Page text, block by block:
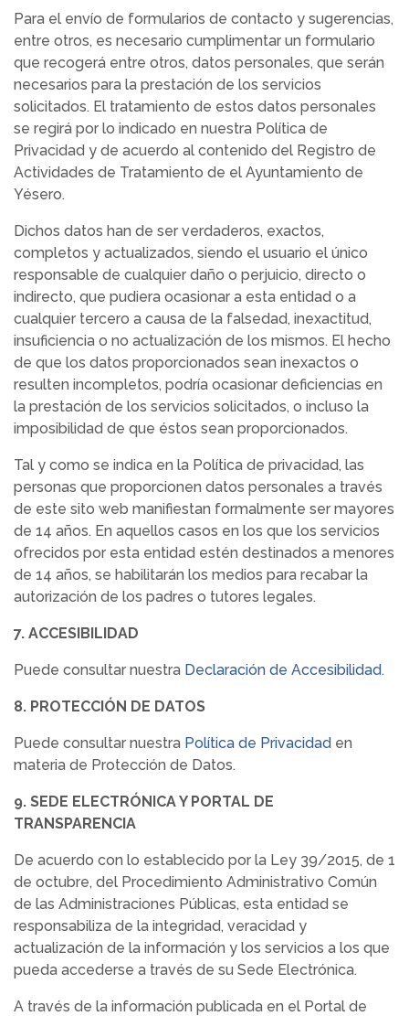
Para el envío de formularios de contacto y sugerencias,
entre otros, es necesario cumplimentar un formulario
que recogerá entre otros, datos personales, que serán
necesarios para la prestación de los servicios
solicitados. El tratamiento de estos datos personales
se regirá por lo indicado en nuestra Política de
Privacidad y de acuerdo al contenido del Registro de
Actividades de Tratamiento de el Ayuntamiento de
Yésero.
Dichos datos han de ser verdaderos, exactos,
completos y actualizados, siendo el usuario el único
responsable de cualquier daño o perjuicio, directo o
indirecto, que pudiera ocasionar a esta entidad o a
cualquier tercero a causa de la falsedad, inexactitud,
insuficiencia o no actualización de los mismos. El hecho
de que los datos proporcionados sean inexactos o
resulten incompletos, podría ocasionar deficiencias en
la prestación de los servicios solicitados, o incluso la
imposibilidad de que éstos sean proporcionados.
Tal y como se indica en la Política de privacidad, las
personas que proporcionen datos personales a través
de este sito web manifiestan formalmente ser mayores
de 14 años. En aquellos casos en los que los servicios
ofrecidos por esta entidad estén destinados a menores
de 14 años, se habilitarán los medios para recabar la
autorización de los padres o tutores legales.
7. ACCESIBILIDAD
Puede consultar nuestra Declaración de Accesibilidad.
8. PROTECCIÓN DE DATOS
Puede consultar nuestra Política de Privacidad en
materia de Protección de Datos.
9. SEDE ELECTRÓNICA Y PORTAL DE
TRANSPARENCIA
De acuerdo con lo establecido por la Ley 39/2015, de 1
de octubre, del Procedimiento Administrativo Común
de las Administraciones Públicas, esta entidad se
responsabiliza de la integridad, veracidad y
actualización de la información y los servicios a los que
pueda accederse a través de su Sede Electrónica.
A través de la información publicada en el Portal de